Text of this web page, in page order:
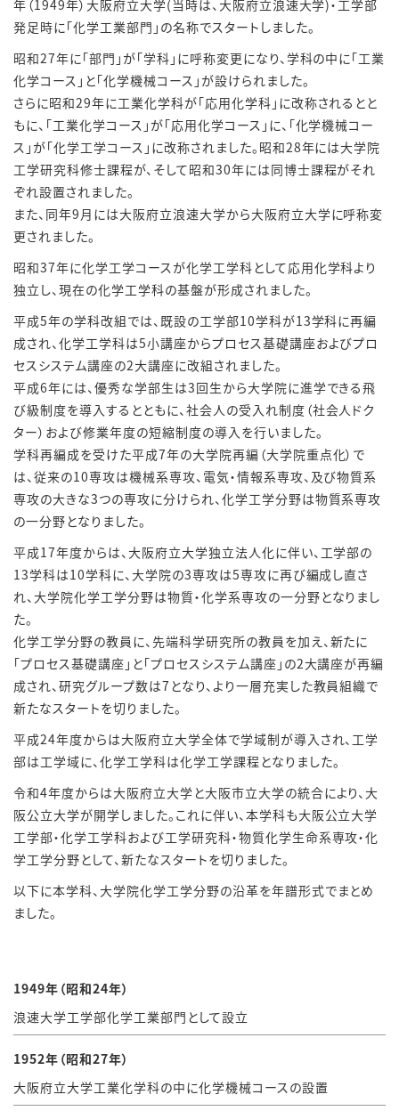
年（1949年）大阪府立大学(当時は、大阪府立浪速大学)・工学部
発足時に「化学工業部門」の名称でスタートしました。
昭和27年に「部門」が「学科」に呼称変更になり、学科の中に「工業
化学コース」と「化学機械コース」が設けられました。
さらに昭和29年に工業化学科が「応用化学科」に改称されるとと
もに、「工業化学コース」が「応用化学コース」に、「化学機械コー
ス」が「化学工学コース」に改称されました。昭和28年には大学院
工学研究科修士課程が、そして昭和30年には同博士課程がそれ
ぞれ設置されました。
また、同年9月には大阪府立浪速大学から大阪府立大学に呼称変
更されました。
昭和37年に化学工学コースが化学工学科として応用化学科より
独立し、現在の化学工学科の基盤が形成されました。
平成5年の学科改組では、既設の工学部10学科が13学科に再編
成され、化学工学科は5小講座からプロセス基礎講座およびプロ
セスシステム講座の2大講座に改組されました。
平成6年には、優秀な学部生は3回生から大学院に進学できる飛
び級制度を導入するとともに、社会人の受入れ制度（社会人ドク
ター）および修業年度の短縮制度の導入を行いました。
学科再編成を受けた平成7年の大学院再編（大学院重点化）で
は、従来の10専攻は機械系専攻、電気・情報系専攻、及び物質系
専攻の大きな3つの専攻に分けられ、化学工学分野は物質系専攻
の一分野となりました。
平成17年度からは、大阪府立大学独立法人化に伴い、工学部の
13学科は10学科に、大学院の3専攻は5専攻に再び編成し直さ
れ、大学院化学工学分野は物質・化学系専攻の一分野となりまし
た。
化学工学分野の教員に、先端科学研究所の教員を加え、新たに
「プロセス基礎講座」と「プロセスシステム講座」の2大講座が再編
成され、研究グループ数は7となり、より一層充実した教員組織で
新たなスタートを切りました。
平成24年度からは大阪府立大学全体で学域制が導入され、工学
部は工学域に、化学工学科は化学工学課程となりました。
令和4年度からは大阪府立大学と大阪市立大学の統合により、大
阪公立大学が開学しました。これに伴い、本学科も大阪公立大学
工学部・化学工学科および工学研究科・物質化学生命系専攻・化
学工学分野として、新たなスタートを切りました。
以下に本学科、大学院化学工学分野の沿革を年譜形式でまとめ
ました。
1949年（昭和24年）
浪速大学工学部化学工業部門として設立
1952年（昭和27年）
大阪府立大学工業化学科の中に化学機械コースの設置